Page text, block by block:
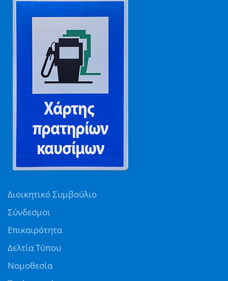
Διοικητικό Συμβούλιο
Σύνδεσμοι
Επικαιρότητα
Δελτία Τύπου
Νομοθεσία